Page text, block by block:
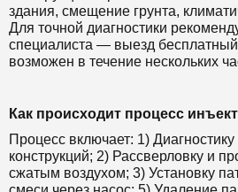
здания, смещение грунта,
Для точной диагностики
специалиста — выезд
возможен в течение нескольких
Как происходит процесс
Процесс включает: 1) Диагностику
конструкций; 2) Рассверловку и
сжатым воздухом; 3) Установку